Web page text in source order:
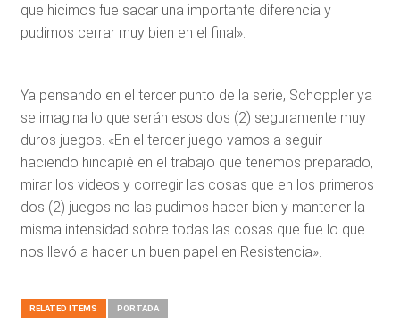
que hicimos fue sacar una importante diferencia y
pudimos cerrar muy bien en el final».
Ya pensando en el tercer punto de la serie, Schoppler ya
se imagina lo que serán esos dos (2) seguramente muy
duros juegos. «En el tercer juego vamos a seguir
haciendo hincapié en el trabajo que tenemos preparado,
mirar los videos y corregir las cosas que en los primeros
dos (2) juegos no las pudimos hacer bien y mantener la
misma intensidad sobre todas las cosas que fue lo que
nos llevó a hacer un buen papel en Resistencia».
RELATED ITEMS PORTADA